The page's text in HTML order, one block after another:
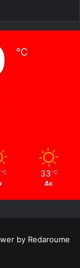
℃
℃ 33 ℃
Δε
by Redaroume